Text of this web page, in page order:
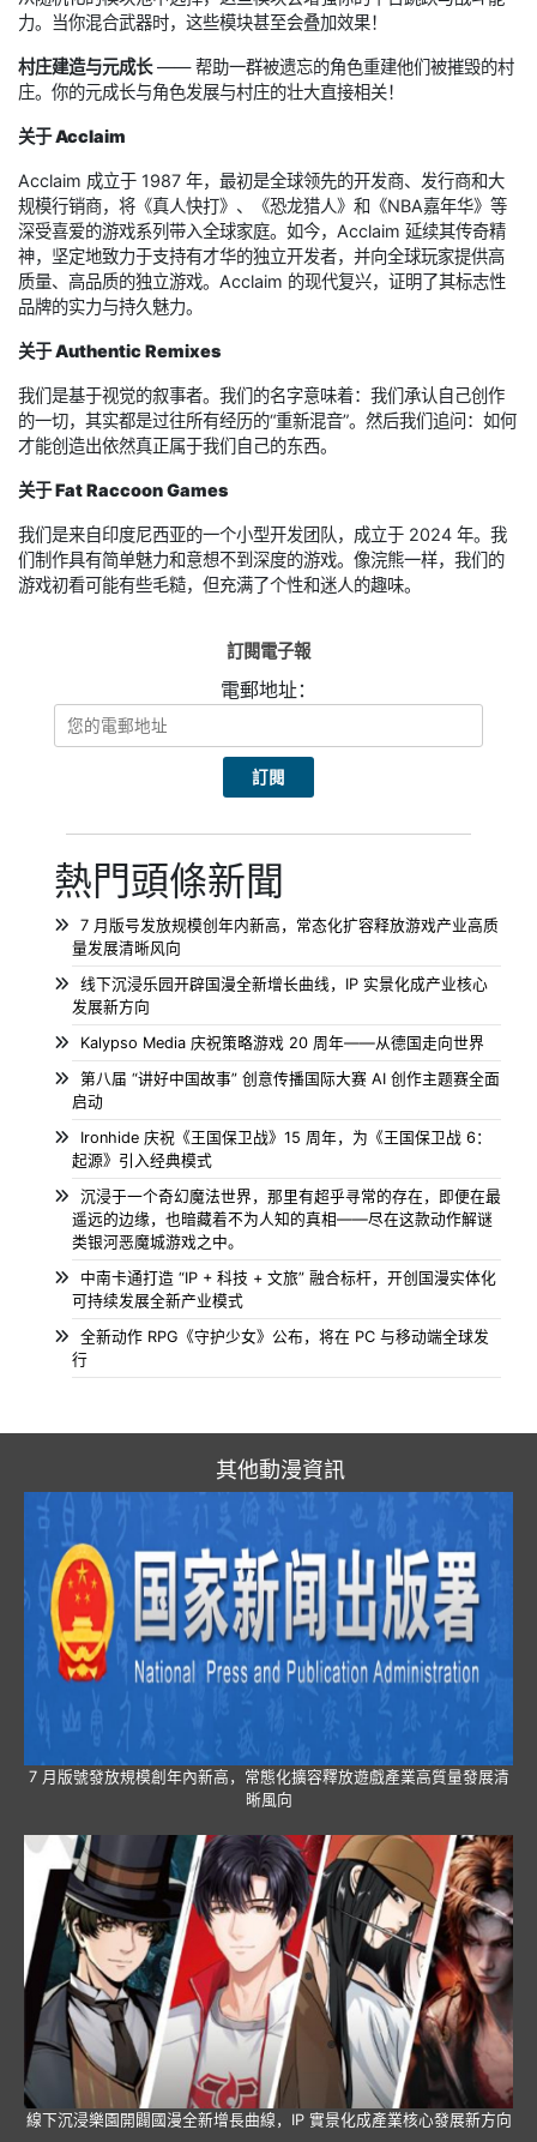
力。当你混合武器时，这些模块甚至会叠加效果！
村庄建造与元成长—— 帮助一群被遗忘的角色重建他们被摧毁的村
庄。你的元成长与角色发展与村庄的壮大直接相关！
关于 Acclaim
Acclaim 成立于 1987 年，最初是全球领先的开发商、发行商和大
规模行销商，将《真人快打》、《恐龙猎人》和《NBA嘉年华》等
深受喜爱的游戏系列带入全球家庭。如今，Acclaim 延续其传奇精
神，坚定地致力于支持有才华的独立开发者，并向全球玩家提供高
质量、高品质的独立游戏。Acclaim 的现代复兴，证明了其标志性
品牌的实力与持久魅力。
关于 Authentic Remixes
我们是基于视觉的叙事者。我们的名字意味着：我们承认自己创作
的一切，其实都是过往所有经历的“重新混音”。然后我们追问：如何
才能创造出依然真正属于我们自己的东西。
关于 Fat Raccoon Games
我们是来自印度尼西亚的一个小型开发团队，成立于 2024 年。我
们制作具有简单魅力和意想不到深度的游戏。像浣熊一样，我们的
游戏初看可能有些毛糙，但充满了个性和迷人的趣味。
訂閱電子報
電郵地址：
熱門頭條新聞
7 月版号发放规模创年内新高，常态化扩容释放游戏产业高质
量发展清晰风向
线下沉浸乐园开辟国漫全新增长曲线，IP 实景化成产业核心
发展新方向
Kalypso Media 庆祝策略游戏 20 周年——从德国走向世界
第八届 “讲好中国故事” 创意传播国际大赛 AI 创作主题赛全面
启动
Ironhide 庆祝《王国保卫战》15 周年，为《王国保卫战 6：
起源》引入经典模式
沉浸于一个奇幻魔法世界，那里有超乎寻常的存在，即便在最
遥远的边缘，也暗藏着不为人知的真相——尽在这款动作解谜
类银河恶魔城游戏之中。
中南卡通打造 “IP + 科技 + 文旅” 融合标杆，开创国漫实体化
可持续发展全新产业模式
全新动作 RPG《守护少女》公布，将在 PC 与移动端全球发
行
其他動漫資訊
7 月版號發放規模創年內新高，常態化擴容釋放遊戲產業高質量發展清
晰風向
線下沉浸樂園開闢國漫全新增長曲線，IP 實景化成產業核心發展新方向